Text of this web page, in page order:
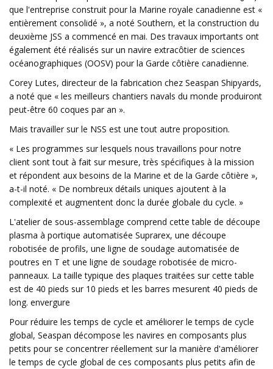
que l'entreprise construit pour la Marine royale canadienne est «
entièrement consolidé », a noté Southern, et la construction du
deuxième JSS a commencé en mai. Des travaux importants ont
également été réalisés sur un navire extracôtier de sciences
océanographiques (OOSV) pour la Garde côtière canadienne.
Corey Lutes, directeur de la fabrication chez Seaspan Shipyards,
a noté que « les meilleurs chantiers navals du monde produiront
peut-être 60 coques par an ».
Mais travailler sur le NSS est une tout autre proposition.
« Les programmes sur lesquels nous travaillons pour notre
client sont tout à fait sur mesure, très spécifiques à la mission
et répondent aux besoins de la Marine et de la Garde côtière »,
a-t-il noté. « De nombreux détails uniques ajoutent à la
complexité et augmentent donc la durée globale du cycle. »
L'atelier de sous-assemblage comprend cette table de découpe
plasma à portique automatisée Suprarex, une découpe
robotisée de profils, une ligne de soudage automatisée de
poutres en T et une ligne de soudage robotisée de micro-
panneaux. La taille typique des plaques traitées sur cette table
est de 40 pieds sur 10 pieds et les barres mesurent 40 pieds de
long. envergure
Pour réduire les temps de cycle et améliorer le temps de cycle
global, Seaspan décompose les navires en composants plus
petits pour se concentrer réellement sur la manière d'améliorer
le temps de cycle global de ces composants plus petits afin de